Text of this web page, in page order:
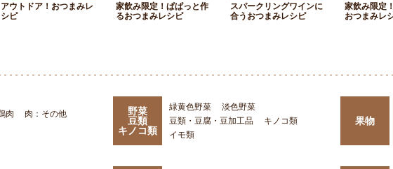
アウトドア！おつまみレ
シピ
家飲み限定！ぱぱっと作
るおつまみレシピ
スパークリングワインに
合うおつまみレシピ
家飲み限定
おつまみレ
肉
肉：その他
野菜
豆類
キノコ類
緑黄色野菜
淡色野菜
豆類・豆腐・豆加工品
キノコ類
イモ類
果物